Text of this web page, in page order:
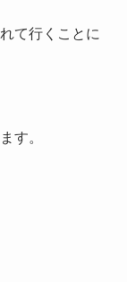
て行くことに
す。